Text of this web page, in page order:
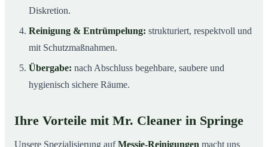
Diskretion.
Reinigung & Entrümpelung: strukturiert, respektvoll und
mit Schutzmaßnahmen.
Übergabe: nach Abschluss begehbare, saubere und
hygienisch sichere Räume.
Ihre Vorteile mit Mr. Cleaner in Springe
Unsere Spezialisierung aufMessie-Reinigungen macht uns